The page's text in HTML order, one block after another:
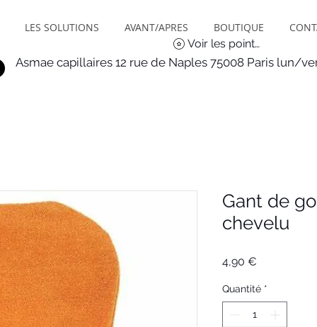
LES SOLUTIONS AVANT/APRES BOUTIQUE
Asmae capillaires 12 rue de Naples 75008 Paris lun/
Voir les points
Gant de
chevelu
4,90 €
Quantité *